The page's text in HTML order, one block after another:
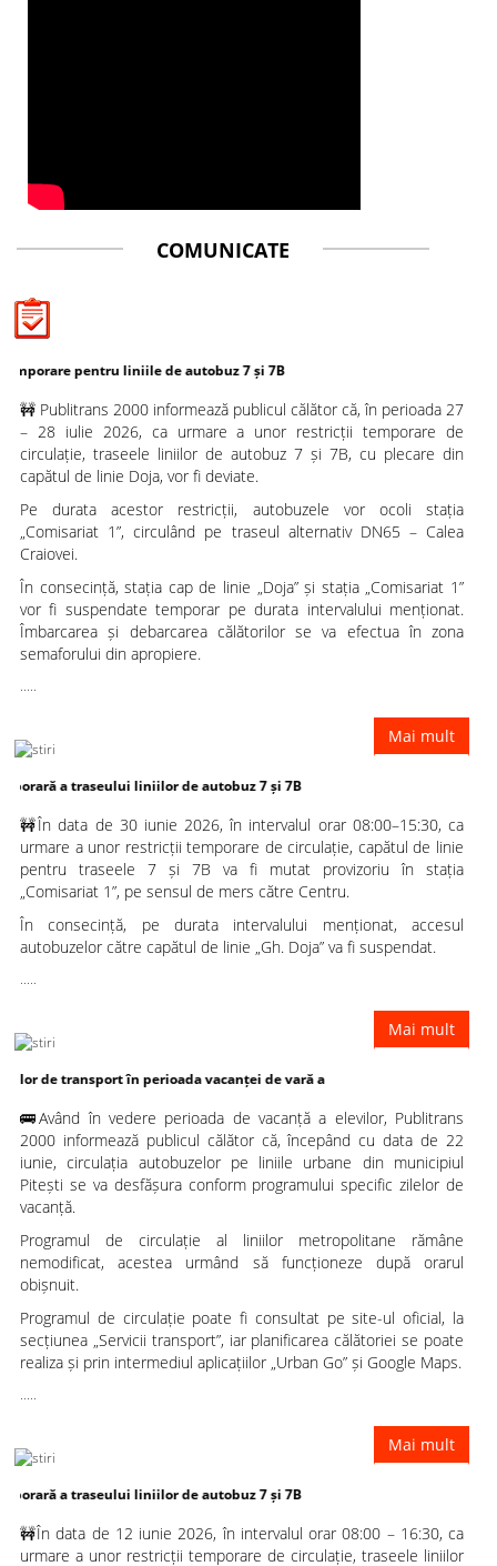
COMUNICATE
pentru liniile de autobuz 7 și 7B
🚧 Publitrans 2000 informează publicul călător că, în perioada 27
– 28 iulie 2026, ca urmare a unor restricții temporare de
circulație, traseele liniilor de autobuz 7 și 7B, cu plecare din
capătul de linie Doja, vor fi deviate.
Pe durata acestor restricții, autobuzele vor ocoli stația
„Comisariat 1”, circulând pe traseul alternativ DN65 – Calea
Craiovei.
În consecință, stația cap de linie „Doja” și stația „Comisariat 1”
vor fi suspendate temporar pe durata intervalului menționat.
Îmbarcarea și debarcarea călătorilor se va efectua în zona
semaforului din apropiere.
.....
Mai mult
traseului liniilor de autobuz 7 și 7B
🚧În data de 30 iunie 2026, în intervalul orar 08:00–15:30, ca
urmare a unor restricții temporare de circulație, capătul de linie
pentru traseele 7 și 7B va fi mutat provizoriu în stația
„Comisariat 1”, pe sensul de mers către Centru.
În consecință, pe durata intervalului menționat, accesul
autobuzelor către capătul de linie „Gh. Doja” va fi suspendat.
.....
Mai mult
în perioada vacanței de vară a
elevilor
🚌Având în vedere perioada de vacanță a elevilor, Publitrans
2000 informează publicul călător că, începând cu data de 22
iunie, circulația autobuzelor pe liniile urbane din municipiul
Pitești se va desfășura conform programului specific zilelor de
vacanță.
Programul de circulație al liniilor metropolitane rămâne
nemodificat, acestea urmând să funcționeze după orarul
obișnuit.
Programul de circulație poate fi consultat pe site-ul oficial, la
secțiunea „Servicii transport”, iar planificarea călătoriei se poate
realiza și prin intermediul aplicațiilor „Urban Go” și Google Maps.
.....
Mai mult
traseului liniilor de autobuz 7 și 7B
🚧În data de 12 iunie 2026, în intervalul orar 08:00 – 16:30, ca
urmare a unor restricții temporare de circulație, traseele liniilor